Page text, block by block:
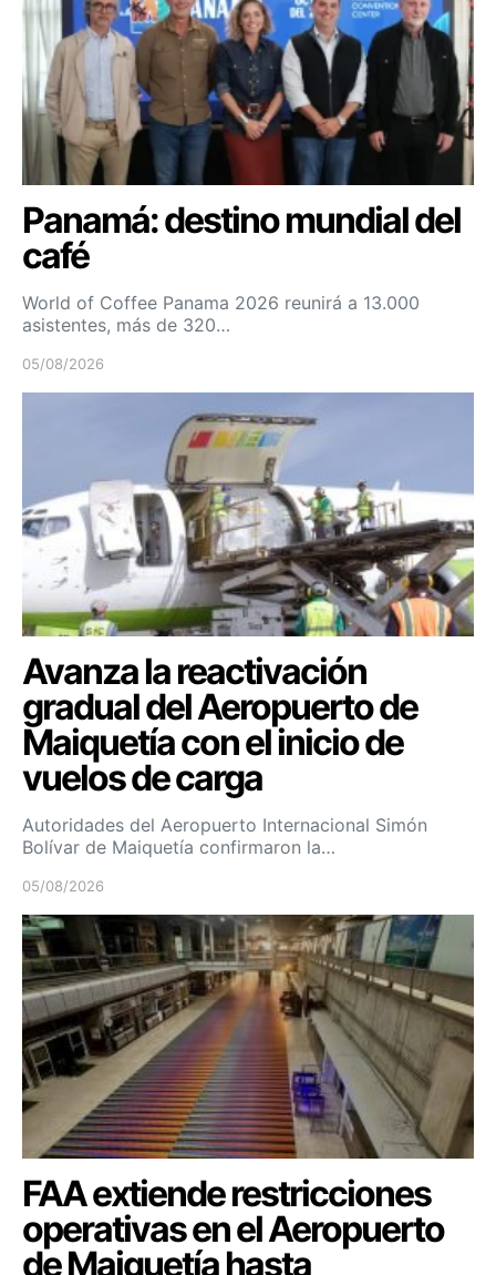
Panamá: destino mundial del
café
World of Coffee Panama 2026 reunirá a 13.000
asistentes, más de 320…
05/08/2026
Avanza la reactivación
gradual del Aeropuerto de
Maiquetía con el inicio de
vuelos de carga
Autoridades del Aeropuerto Internacional Simón
Bolívar de Maiquetía confirmaron la…
05/08/2026
FAA extiende restricciones
operativas en el Aeropuerto
de Maiquetía hasta